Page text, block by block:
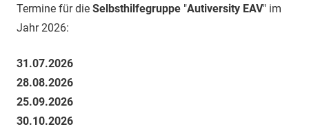
Termine für die Selbsthilfegruppe "Autiversity EAV" im
Jahr 2026:
31.07.2026
28.08.2026
25.09.2026
30.10.2026